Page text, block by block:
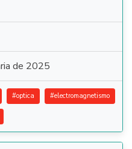
de 2025
#optica #electromagnetismo